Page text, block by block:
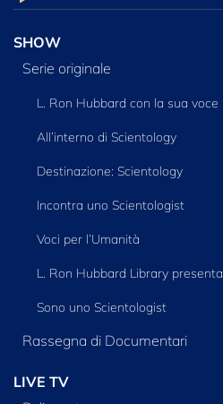
SHOW
Serie originale
L. Ron Hubbard con la sua voce
All’interno di Scientology
Destinazione: Scientology
Incontra uno Scientologist
Voci per l’Umanità
L. Ron Hubbard Library presenta
Sono uno Scientologist
Rassegna di Documentari
LIVE TV